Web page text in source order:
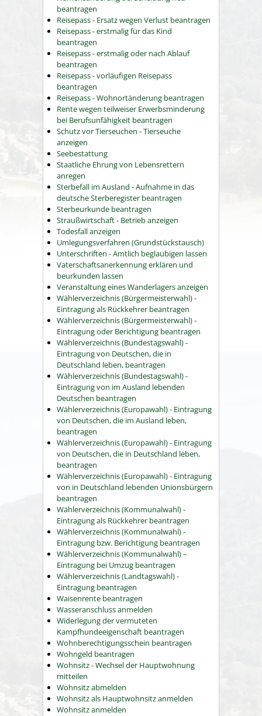
beantragen
Reisepass - Ersatz wegen Verlust beantragen
Reisepass - erstmalig für das Kind
beantragen
Reisepass - erstmalig oder nach Ablauf
beantragen
Reisepass - vorläufigen Reisepass
beantragen
Reisepass - Wohnortänderung beantragen
Rente wegen teilweiser Erwerbsminderung
bei Berufsunfähigkeit beantragen
Schutz vor Tierseuchen - Tierseuche
anzeigen
Seebestattung
Staatliche Ehrung von Lebensrettern
anregen
Sterbefall im Ausland - Aufnahme in das
deutsche Sterberegister beantragen
Sterbeurkunde beantragen
Straußwirtschaft - Betrieb anzeigen
Todesfall anzeigen
Umlegungsverfahren (Grundstückstausch)
Unterschriften - Amtlich beglaubigen lassen
Vaterschaftsanerkennung erklären und
beurkunden lassen
Veranstaltung eines Wanderlagers anzeigen
Wählerverzeichnis (Bürgermeisterwahl) -
Eintragung als Rückkehrer beantragen
Wählerverzeichnis (Bürgermeisterwahl) -
Eintragung oder Berichtigung beantragen
Wählerverzeichnis (Bundestagswahl) -
Eintragung von Deutschen, die in
Deutschland leben, beantragen
Wählerverzeichnis (Bundestagswahl) -
Eintragung von im Ausland lebenden
Deutschen beantragen
Wählerverzeichnis (Europawahl) - Eintragung
von Deutschen, die im Ausland leben,
beantragen
Wählerverzeichnis (Europawahl) - Eintragung
von Deutschen, die in Deutschland leben,
beantragen
Wählerverzeichnis (Europawahl) - Eintragung
von in Deutschland lebenden Unionsbürgern
beantragen
Wählerverzeichnis (Kommunalwahl) -
Eintragung als Rückkehrer beantragen
Wählerverzeichnis (Kommunalwahl) -
Eintragung bzw. Berichtigung beantragen
Wählerverzeichnis (Kommunalwahl) –
Eintragung bei Umzug beantragen
Wählerverzeichnis (Landtagswahl) -
Eintragung beantragen
Waisenrente beantragen
Wasseranschluss anmelden
Widerlegung der vermuteten
Kampfhundeeigenschaft beantragen
Wohnberechtigungsschein beantragen
Wohngeld beantragen
Wohnsitz - Wechsel der Hauptwohnung
mitteilen
Wohnsitz abmelden
Wohnsitz als Hauptwohnsitz anmelden
Wohnsitz anmelden